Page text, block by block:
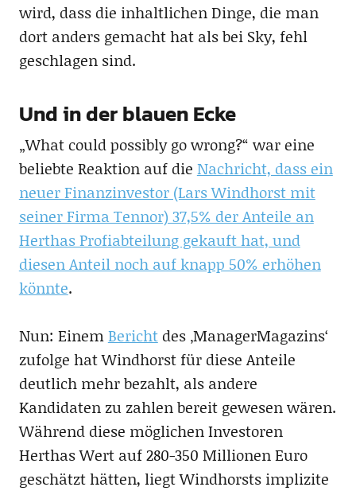
wird, dass die inhaltlichen Dinge, die man
dort anders gemacht hat als bei Sky, fehl
geschlagen sind.
Und in der blauen Ecke
„What could possibly go wrong?“ war eine
beliebte Reaktion auf die Nachricht, dass ein
neuer Finanzinvestor (Lars Windhorst mit
seiner Firma Tennor) 37,5% der Anteile an
Herthas Profiabteilung gekauft hat, und
diesen Anteil noch auf knapp 50% erhöhen
könnte.
Nun: EinemBerichtdes ‚ManagerMagazins‘
zufolge hat Windhorst für diese Anteile
deutlich mehr bezahlt, als andere
Kandidaten zu zahlen bereit gewesen wären.
Während diese möglichen Investoren
Herthas Wert auf 280-350 Millionen Euro
geschätzt hätten, liegt Windhorsts implizite